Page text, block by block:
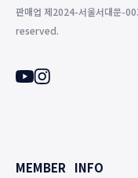
판매업 제2024-서울서대문-
reserved.
MEMBER INFO